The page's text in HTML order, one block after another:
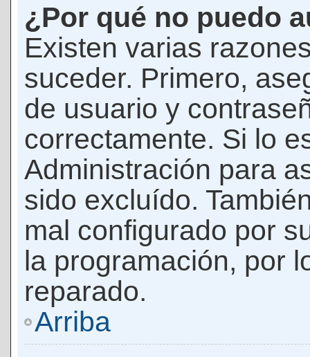
¿Por qué no puedo
Existen varias
suceder. Primero,
de usuario y
correctamente. Si lo
Administración para
sido excluído.
mal configurado por
la programación, por
reparado.
Arriba